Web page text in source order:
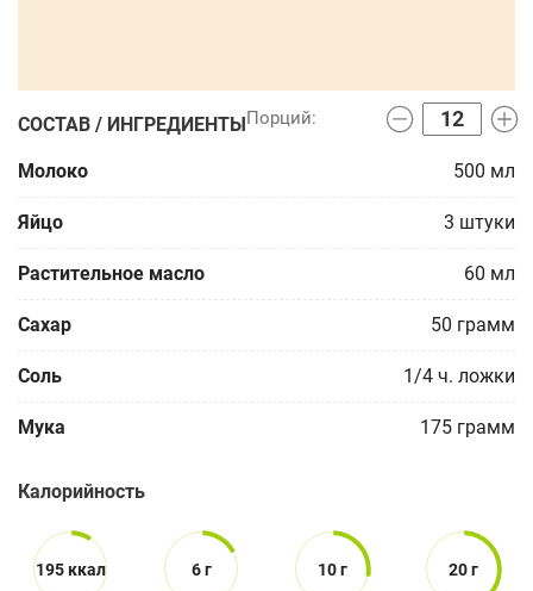
СОСТАВ / ИНГРЕДИЕНТЫ
Молоко 500 мл
Яйцо 3 штуки
Растительное масло 60 мл
Сахар 50 грамм
Соль 1/4 ч. ложки
Мука 175 грамм
Калорийность
195 ккал 6 г 10 г 20 г